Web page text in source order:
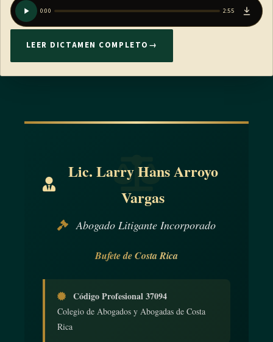
0:00 2:55
LEER DICTAMEN COMPLETO →
Lic. Larry Hans Arroyo
Vargas
Abogado Litigante Incorporado
Bufete de Costa Rica
Código Profesional 37094
Colegio de Abogados y Abogadas de Costa
Rica